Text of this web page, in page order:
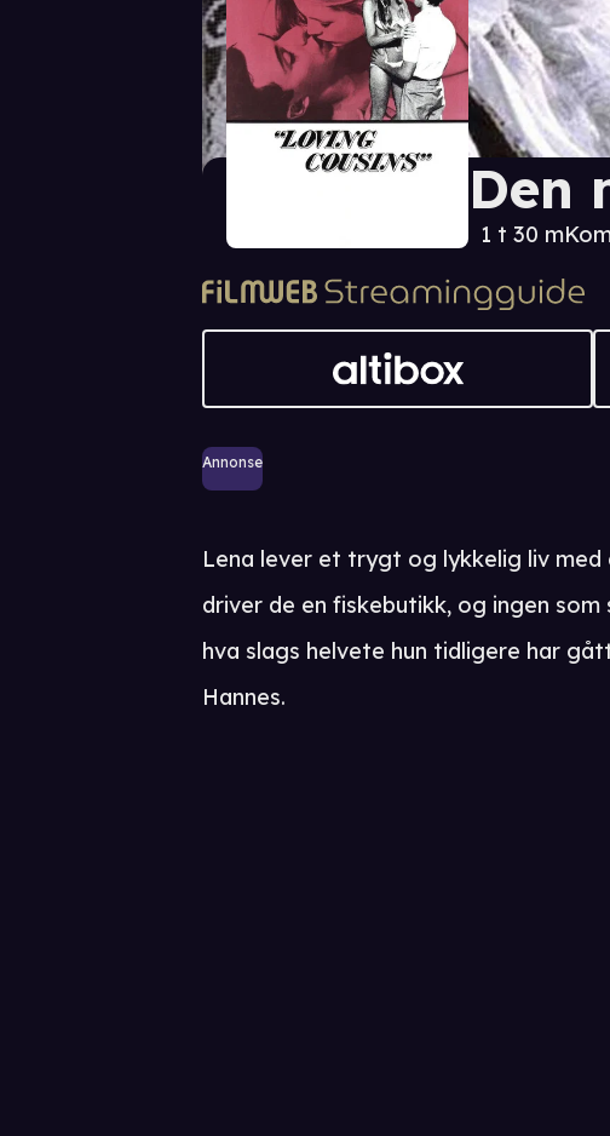
Den
1 t 30 m
Annonse
Lena lever et trygt og lykkelig liv med
driver de en fiskebutikk, og ingen
hva slags helvete hun tidligere har
Hannes.